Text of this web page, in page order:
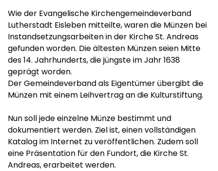
Wie der Evangelische Kirchengemeindeverband
Lutherstadt Eisleben mitteilte, waren die Münzen bei
Instandsetzungsarbeiten in der Kirche St. Andreas
gefunden worden. Die ältesten Münzen seien Mitte
des 14. Jahrhunderts, die jüngste im Jahr 1638
geprägt worden.
Der Gemeindeverband als Eigentümer übergibt die
Münzen mit einem Leihvertrag an die Kulturstiftung.
Nun soll jede einzelne Münze bestimmt und
dokumentiert werden. Ziel ist, einen vollständigen
Katalog im Internet zu veröffentlichen. Zudem soll
eine Präsentation für den Fundort, die Kirche St.
Andreas, erarbeitet werden.